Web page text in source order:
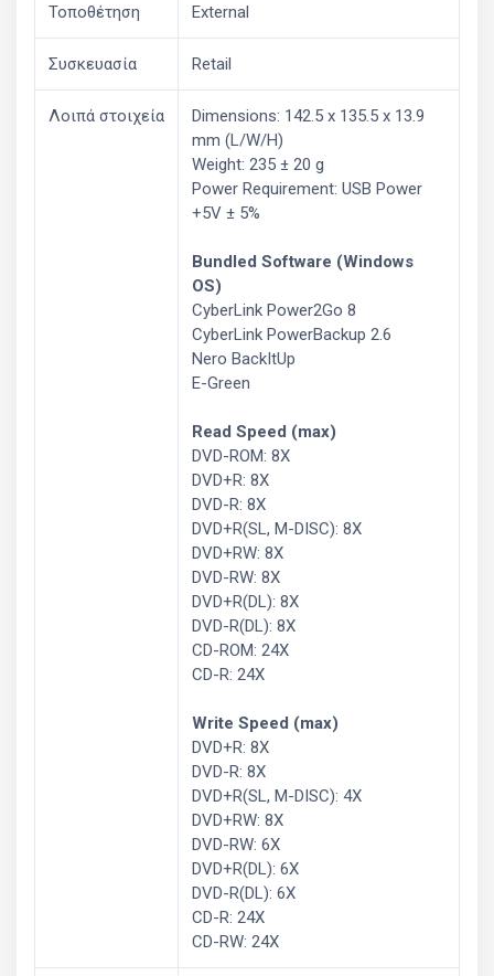
Τοποθέτηση External
Συσκευασία Retail
Λοιπά στοιχεία
Dimensions: 142.5 x 135.5 x 13.9
mm (L/W/H)
Weight: 235 ± 20 g
Power Requirement: USB Power
+5V ± 5%
Bundled Software (Windows
OS)
CyberLink Power2Go 8
CyberLink PowerBackup 2.6
Nero BackItUp
E-Green
Read Speed (max)
DVD-ROM: 8X
DVD+R: 8X
DVD-R: 8X
DVD+R(SL, M-DISC): 8X
DVD+RW: 8X
DVD-RW: 8X
DVD+R(DL): 8X
DVD-R(DL): 8X
CD-ROM: 24X
CD-R: 24X
Write Speed (max)
DVD+R: 8X
DVD-R: 8X
DVD+R(SL, M-DISC): 4X
DVD+RW: 8X
DVD-RW: 6X
DVD+R(DL): 6X
DVD-R(DL): 6X
CD-R: 24X
CD-RW: 24X